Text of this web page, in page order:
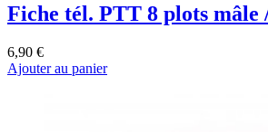
Fiche tél. PTT 8 plots mâle
6,90 €
Ajouter au panier